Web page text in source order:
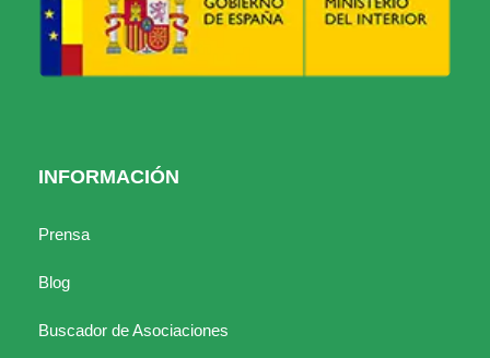
INFORMACIÓN
Prensa
Blog
Buscador de Asociaciones